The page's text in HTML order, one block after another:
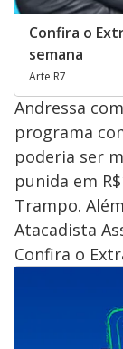
Confira o
semana
Arte R7
Andressa
programa
poderia ser
punida em
Trampo.
Atacadista
Confira o